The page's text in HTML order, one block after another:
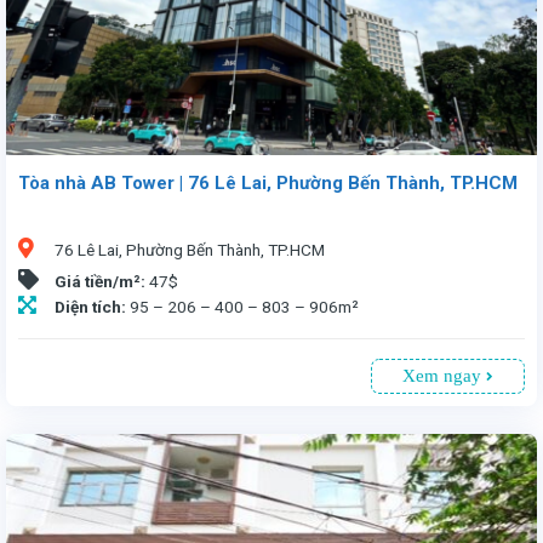
Tòa nhà AB Tower | 76 Lê Lai, Phường Bến Thành, TP.HCM
76 Lê Lai, Phường Bến Thành, TP.HCM
Giá tiền/m²: 47$
Diện tích: 95 – 206 – 400 – 803 – 906m²
Xem ngay